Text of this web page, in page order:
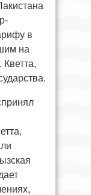
в
на